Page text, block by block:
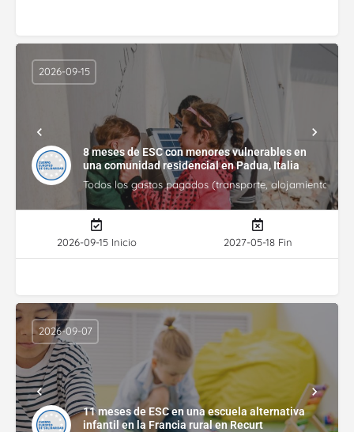
8 meses de ESC con menores vulnerables en
una comunidad residencial en Padua, Italia
Todos los gastos pagados (transporte, alojamiento,
2026-09-15
2026-09-15 Inicio 2027-05-18 Fin
11 meses de ESC en una escuela alternativa
infantil en la Francia rural en Recurt
2026-09-07